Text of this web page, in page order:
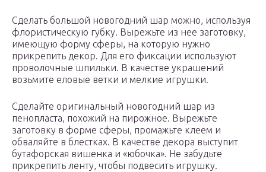
Сделать большой новогодний шар можно, используя
флористическую губку. Вырежьте из нее заготовку,
имеющую форму сферы, на которую нужно
прикрепить декор. Для его фиксации используют
проволочные шпильки. В качестве украшений
возьмите еловые ветки и мелкие игрушки.
Сделайте оригинальный новогодний шар из
пенопласта, похожий на пирожное. Вырежьте
заготовку в форме сферы, промажьте клеем и
обваляйте в блестках. В качестве декора выступит
бутафорская вишенка и «юбочка». Не забудьте
прикрепить ленту, чтобы подвесить игрушку.